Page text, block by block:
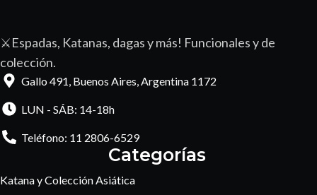
⚔️Espadas, Katanas, dagas y más! Funcionales y de
colección.
Gallo 491, Buenos Aires, Argentina 1172
LUN - SÁB: 14-18h
Teléfono: 11 2806-6529
Categorías
Katana y Colección Asiática